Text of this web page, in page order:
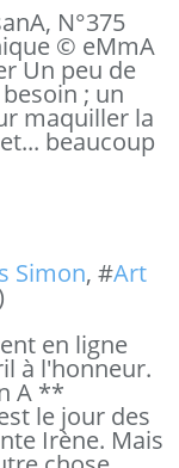
N°375
© eMmA
Un peu de
; un
maquiller la
beaucoup
Simon, #Art
)
en ligne
à l'honneur.
A **
le jour des
Irène. Mais